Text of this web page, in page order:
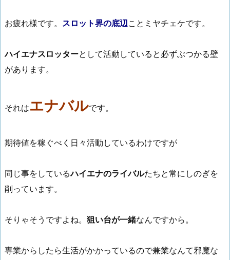
お疲れ様です。 スロット界の底辺ことミヤチェケです。
ハイエナスロッターとして活動していると必ずぶつかる壁
があります。
それはエナバルです。
期待値を稼ぐべく日々活動しているわけですが
同じ事をしているハイエナのライバルたちと常にしのぎを
削っています。
そりゃそうですよね。 狙い台が一緒なんですから。
専業からしたら生活がかかっているので兼業なんて邪魔な